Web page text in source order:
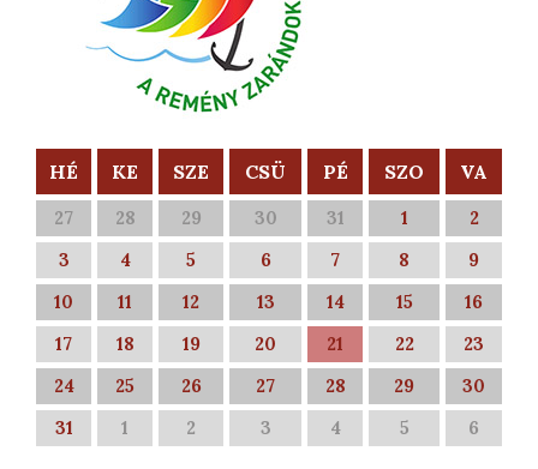
HÉ KE SZE CSÜ PÉ SZO VA
27 28 29 30 31 1
2
3
4 5 6 7 8
9
10
11 12 13 14 15
16
17
18 19 20 21 22
23
24
25 26 27 28 29
30
31
1 2 3 4 5 6